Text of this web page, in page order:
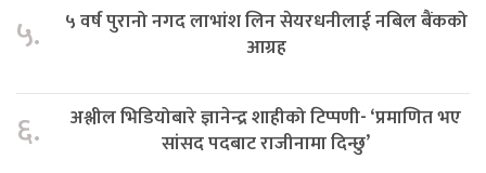
५.
५ वर्ष पुरानो नगद लाभांश लिन सेयरधनीलाई नबिल बैंकको
आग्रह
६.
अश्लील भिडियोबारे ज्ञानेन्द्र शाहीको टिप्पणी- ‘प्रमाणित भए
सांसद पदबाट राजीनामा दिन्छु’